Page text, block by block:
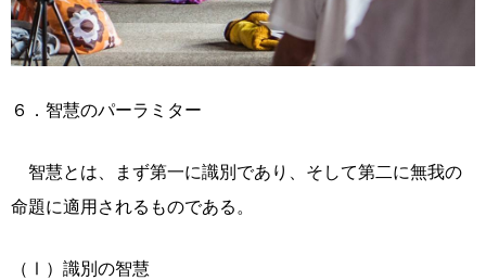
６．智慧のパーラミター
智慧とは、まず第一に識別であり、そして第二に無我の
命題に適用されるものである。
（Ⅰ）識別の智慧